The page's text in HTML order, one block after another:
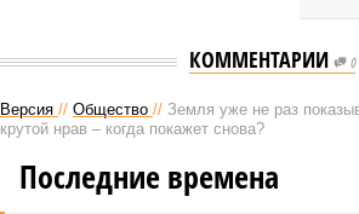
КОММЕНТАРИИ 0
Версия // Общество // Земля уже не раз
крутой нрав – когда покажет снова?
Последние времена